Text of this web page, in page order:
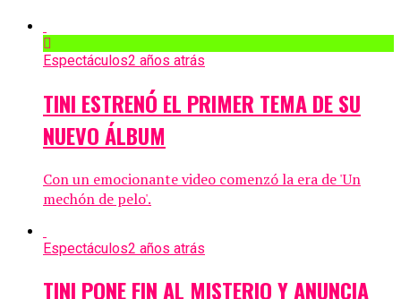
Espectáculos2 años atrás
TINI ESTRENÓ EL PRIMER TEMA DE SU
NUEVO ÁLBUM
Con un emocionante video comenzó la era de 'Un
mechón de pelo'.
Espectáculos2 años atrás
TINI PONE FIN AL MISTERIO Y ANUNCIA